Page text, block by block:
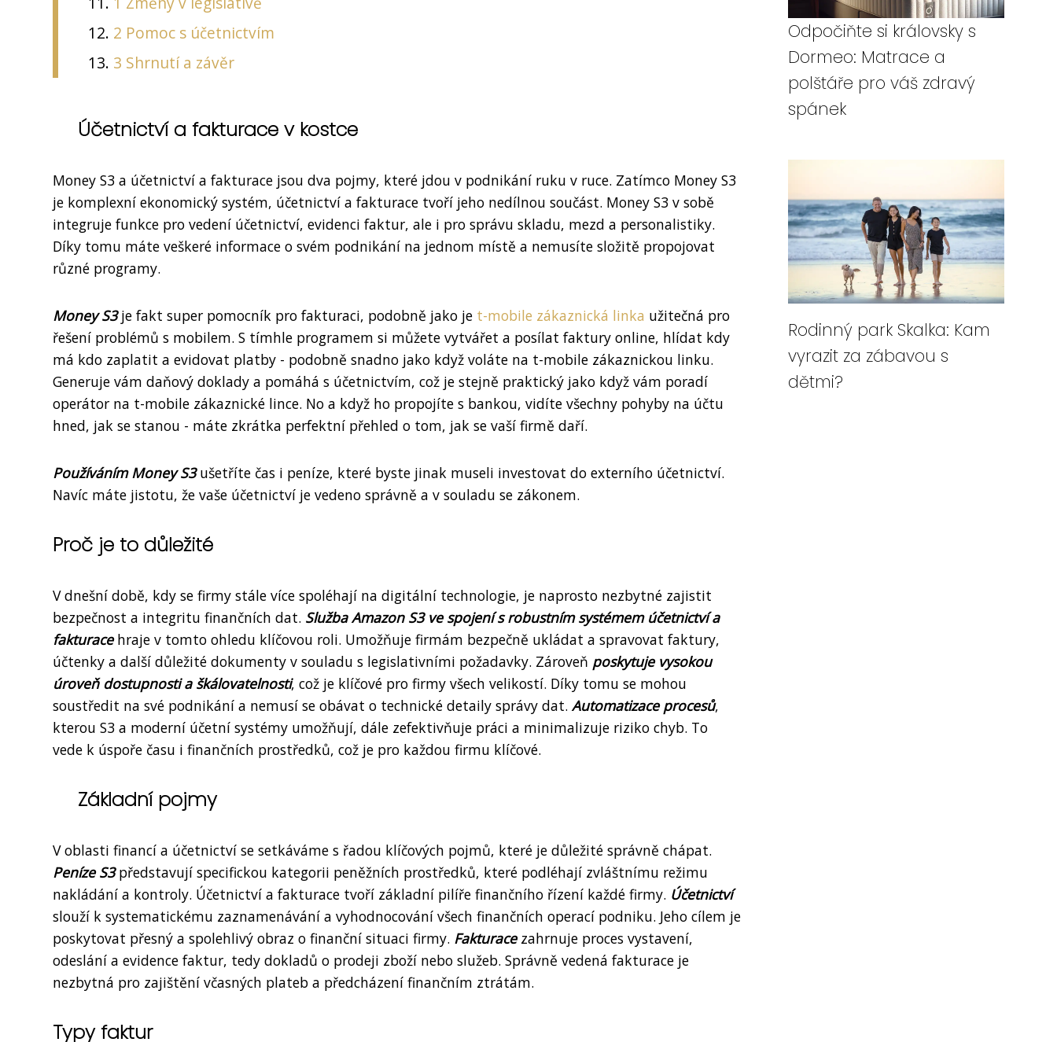
2 Pomoc s účetnictvím
3 Shrnutí a závěr
Účetnictví a fakturace v kostce
Money S3 a účetnictví a fakturace jsou dva pojmy, které jdou v podnikání ruku v ruce. Zatímco Money S3
je komplexní ekonomický systém, účetnictví a fakturace tvoří jeho nedílnou součást. Money S3 v sobě
integruje funkce pro vedení účetnictví, evidenci faktur, ale i pro správu skladu, mezd a personalistiky.
Díky tomu máte veškeré informace o svém podnikání na jednom místě a nemusíte složitě propojovat
různé programy.
Money S3je fakt super pomocník pro fakturaci, podobně jako je t-mobile zákaznická linka užitečná pro
řešení problémů s mobilem. S tímhle programem si můžete vytvářet a posílat faktury online, hlídat kdy
má kdo zaplatit a evidovat platby - podobně snadno jako když voláte na t-mobile zákaznickou linku.
Generuje vám daňový doklady a pomáhá s účetnictvím, což je stejně praktický jako když vám poradí
operátor na t-mobile zákaznické lince. No a když ho propojíte s bankou, vidíte všechny pohyby na účtu
hned, jak se stanou - máte zkrátka perfektní přehled o tom, jak se vaší firmě daří.
Používáním Money S3ušetříte čas i peníze, které byste jinak museli investovat do externího účetnictví.
Navíc máte jistotu, že vaše účetnictví je vedeno správně a v souladu se zákonem.
Proč je to důležité
V dnešní době, kdy se firmy stále více spoléhají na digitální technologie, je naprosto nezbytné zajistit
bezpečnost a integritu finančních dat. Služba Amazon S3 ve spojení s robustním systémem účetnictví a
fakturacehraje v tomto ohledu klíčovou roli. Umožňuje firmám bezpečně ukládat a spravovat faktury,
účtenky a další důležité dokumenty v souladu s legislativními požadavky. Zároveň poskytuje vysokou
úroveň dostupnosti a škálovatelnosti, což je klíčové pro firmy všech velikostí. Díky tomu se mohou
soustředit na své podnikání a nemusí se obávat o technické detaily správy dat. Automatizace procesů,
kterou S3 a moderní účetní systémy umožňují, dále zefektivňuje práci a minimalizuje riziko chyb. To
vede k úspoře času i finančních prostředků, což je pro každou firmu klíčové.
Základní pojmy
V oblasti financí a účetnictví se setkáváme s řadou klíčových pojmů, které je důležité správně chápat.
Peníze S3představují specifickou kategorii peněžních prostředků, které podléhají zvláštnímu režimu
nakládání a kontroly. Účetnictví a fakturace tvoří základní pilíře finančního řízení každé firmy. Účetnictví
slouží k systematickému zaznamenávání a vyhodnocování všech finančních operací podniku. Jeho cílem je
poskytovat přesný a spolehlivý obraz o finanční situaci firmy. Fakturacezahrnuje proces vystavení,
odeslání a evidence faktur, tedy dokladů o prodeji zboží nebo služeb. Správně vedená fakturace je
nezbytná pro zajištění včasných plateb a předcházení finančním ztrátám.
Typy faktur
Odpočiňte si královsky s
Dormeo: Matrace a
polštáře pro váš zdravý
spánek
Rodinný park Skalka: Kam
vyrazit za zábavou s
dětmi?